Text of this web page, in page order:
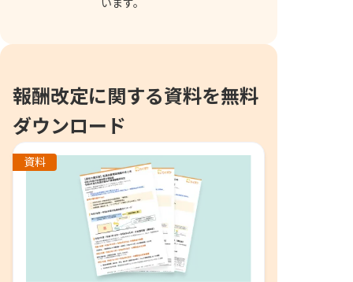
います。
報酬改定に関する資料を無料
ダウンロード
資料